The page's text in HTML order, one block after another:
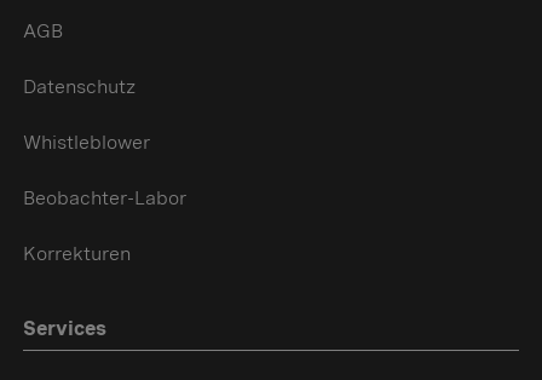
AGB
Datenschutz
Whistleblower
Beobachter-Labor
Korrekturen
Services